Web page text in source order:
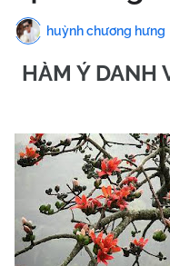
huỳnh chương hưng
HÀM Ý DANH